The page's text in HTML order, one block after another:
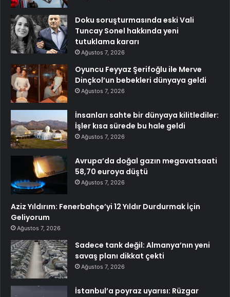
Doku soruşturmasında eski Vali
Tuncay Sonel hakkında yeni
tutuklama kararı
Ağustos 7, 2026
Oyuncu Feyyaz Şerifoğlu ile Merve
Dinçkol’un bebekleri dünyaya geldi
Ağustos 7, 2026
İnsanları sahte bir dünyaya kilitlediler:
İşler kısa sürede bu hale geldi
Ağustos 7, 2026
Avrupa’da doğal gazın megavatsaati
58,70 euroya düştü
Ağustos 7, 2026
Aziz Yıldırım: Fenerbahçe’yi 12 Yıldır Durdurmak İçin
Geliyorum
Ağustos 7, 2026
Sadece tank değil: Almanya’nın yeni
savaş planı dikkat çekti
Ağustos 7, 2026
İstanbul’a poyraz uyarısı: Rüzgar